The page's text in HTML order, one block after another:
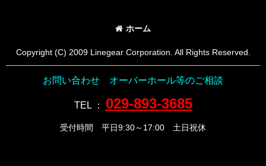
ホーム
Copyright (C) 2009 Linegear Corporation. All Rights Reserved.
お問い合わせ オーバーホール等のご相談
TEL： 029-893-3685
受付時間 平日9:30～17:00 土日祝休